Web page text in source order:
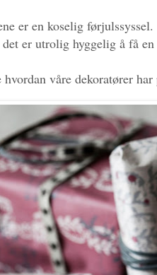
er en koselig
er utrolig hyggelig å få
hvordan våre dekoratører